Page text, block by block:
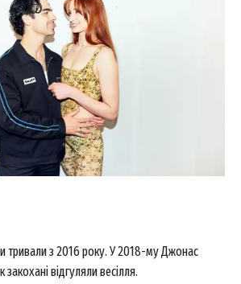
тривали з 2016 року. У 2018-му Джонас
закохані відгуляли весілля.